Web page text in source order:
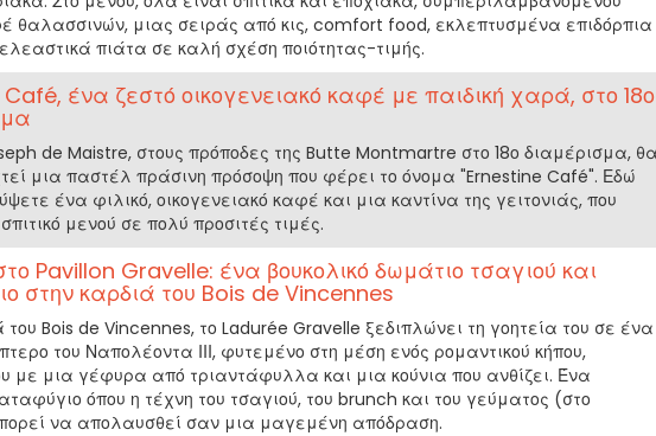
θαλασσινών, μιας σειράς από κις, comfort food, εκλεπτυσμένα επιδόρπια
πιάτα σε καλή σχέση ποιότητας-τιμής.
ένα ζεστό οικογενειακό καφέ με παιδική χαρά, στο 18ο
de Maistre, στους πρόποδες της Butte Montmartre στο 18ο διαμέρισμα,
μια παστέλ πράσινη πρόσοψη που φέρει το όνομα "Ernestine Café". Εδώ
ένα φιλικό, οικογενειακό καφέ και μια καντίνα της γειτονιάς, που
μενού σε πολύ προσιτές τιμές.
Pavillon Gravelle: ένα βουκολικό δωμάτιο τσαγιού και
στην καρδιά του Bois de Vincennes
του Bois de Vincennes, το Ladurée Gravelle ξεδιπλώνει τη γοητεία του σε ένα
του Ναπολέοντα ΙΙΙ, φυτεμένο στη μέση ενός ρομαντικού κήπου,
με μια γέφυρα από τριαντάφυλλα και μια κούνια που ανθίζει. Ένα
όπου η τέχνη του τσαγιού, του brunch και του γεύματος (στο
να απολαυσθεί σαν μια μαγεμένη απόδραση.